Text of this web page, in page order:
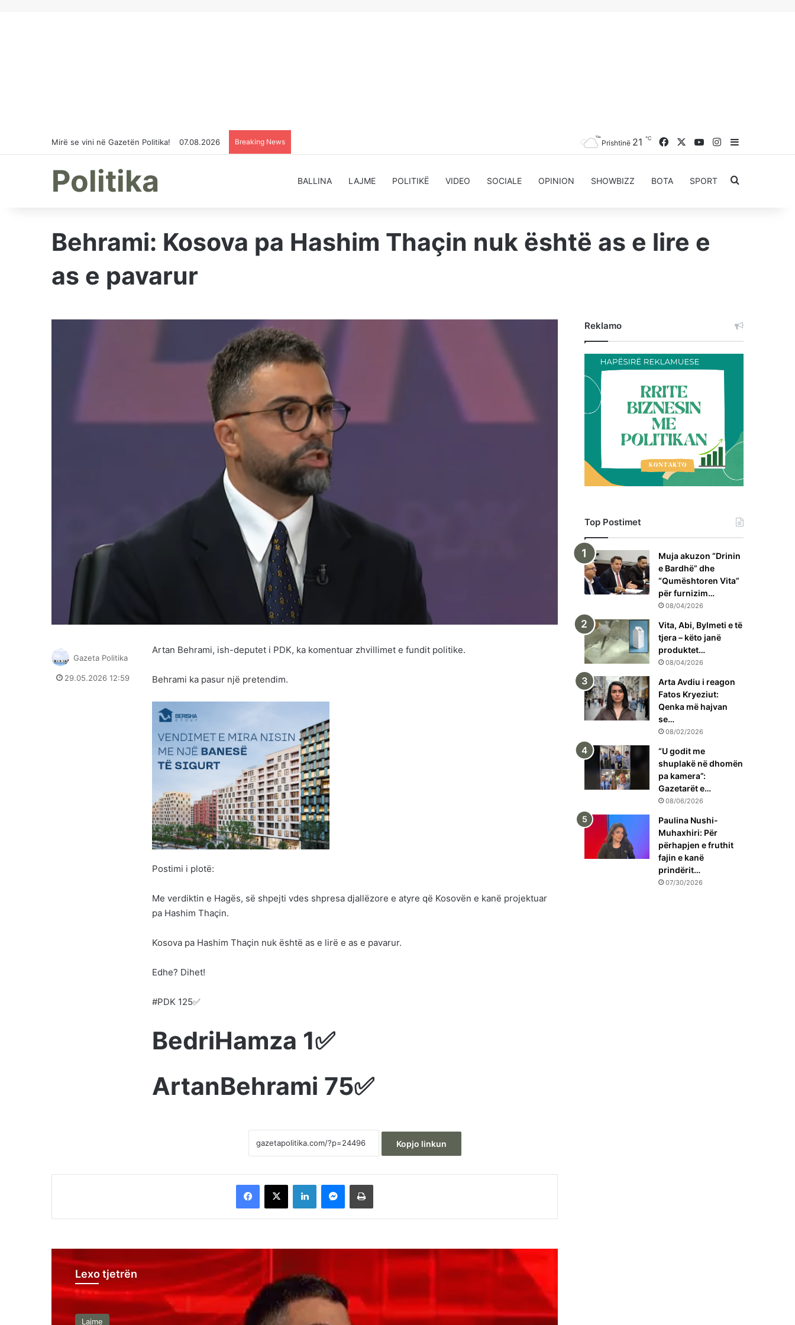
Mirë se vini në Gazetën Politika! 07.08.2026 Breaking News Prishtinë 21 ℃ FacebookYouTubeInstagram
Sidebar
Politika BALLINA LAJME POLITIKË VIDEO SOCIALE OPINION SHOWBIZZ BOTA SPORT Kërkoni
Behrami: Kosova pa Hashim Thaçin nuk është as e lire e
as e pavarur
Artan Behrami, ish-deputet i PDK, ka komentuar zhvillimet e fundit politike.
Behrami ka pasur një pretendim.
Postimi i plotë:
Me verdiktin e Hagës, së shpejti vdes shpresa djallëzore e atyre që Kosovën e kanë projektuar
pa Hashim Thaçin.
Kosova pa Hashim Thaçin nuk është as e lirë e as e pavarur.
Edhe? Dihet!
#PDK 125✅
BedriHamza 1✅
ArtanBehrami 75✅
Kopjo linkun
Gazeta Politika
29.05.2026 12:59
Facebook
X LinkedInMessengerPrintoje
Lexo tjetrën
Lajme
Behrami: VV-ja dhe Albin Kurti janë të
bindur që qytetarët e Kosovës janë
analfabetë funksionalë
Kryeziu e VV-së: Posti i presidentit nuk
duhet t’i takojë LDK-së
Reklamo
Top Postimet
Muja akuzon “Drinin
e Bardhë” dhe
“Qumështoren Vita”
për furnizim…
08/04/2026
Vita, Abi, Bylmeti e të
tjera – këto janë
produktet…
08/04/2026
Arta Avdiu i reagon
Fatos Kryeziut:
Qenka më hajvan
se…
08/02/2026
“U godit me
shuplakë në dhomën
pa kamera”:
Gazetarët e…
08/06/2026
Paulina Nushi-
Muhaxhiri: Për
përhapjen e fruthit
fajin e kanë
prindërit…
07/30/2026